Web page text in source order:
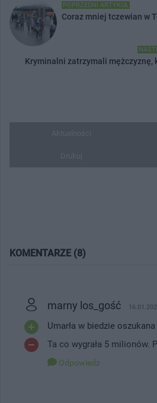
POPRZEDNI ARTYKUŁ
Coraz mniej tczewian w
Kryminalni zatrzymali mężczyznę,
KOMENTARZE (8)
marny los_gość
Umarła w biedzie
Ta co wygrała 5 milionów.
Odpowiedz